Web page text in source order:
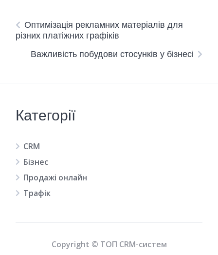
Оптимізація рекламних матеріалів для
різних платіжних графіків
Важливість побудови стосунків у бізнесі
Категорії
CRM
Бізнес
Продажі онлайн
Трафік
Copyright © ТОП CRM-систем